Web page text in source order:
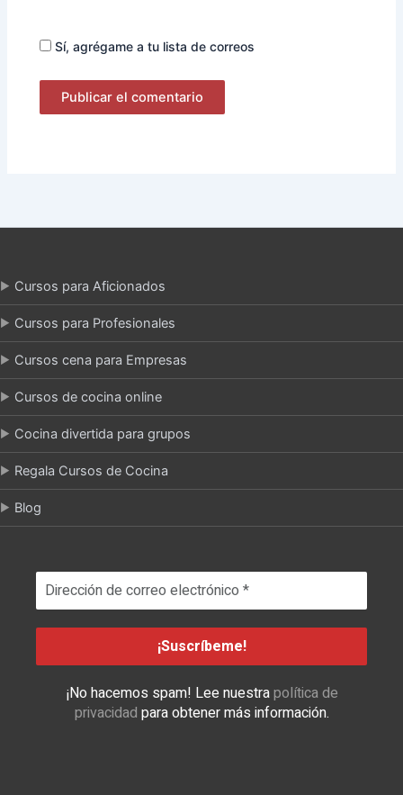
Sí, agrégame a tu lista de correos
Cursos para Aficionados
Cursos para Profesionales
Cursos cena para Empresas
Cursos de cocina online
Cocina divertida para grupos
Regala Cursos de Cocina
Blog
¡No hacemos spam! Lee nuestrapolítica de
privacidad para obtener más información.